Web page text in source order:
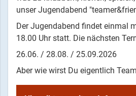
unser Jugendabend
Der Jugendabend findet einmal
18.00 Uhr statt. Die nächsten
26.06. / 28.08. / 25.09.2026
Aber wie wirst Du eigentlich